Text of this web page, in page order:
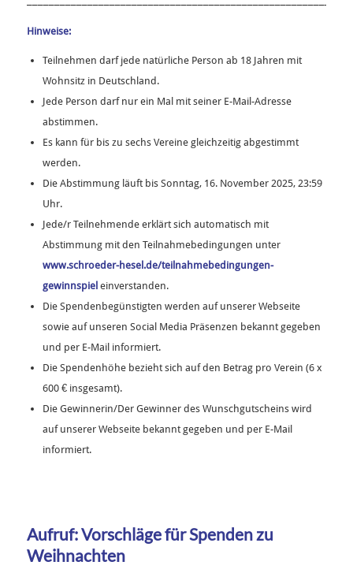
Hinweise:
Teilnehmen darf jede natürliche Person ab 18 Jahren mit
Wohnsitz in Deutschland.
Jede Person darf nur ein Mal mit seiner E-Mail-Adresse
abstimmen.
Es kann für bis zu sechs Vereine gleichzeitig abgestimmt
werden.
Die Abstimmung läuft bis Sonntag, 16. November 2025, 23:59
Uhr.
Jede/r Teilnehmende erklärt sich automatisch mit
Abstimmung mit den Teilnahmebedingungen unter
www.schroeder-hesel.de/teilnahmebedingungen-
gewinnspiel einverstanden.
Die Spendenbegünstigten werden auf unserer Webseite
sowie auf unseren Social Media Präsenzen bekannt gegeben
und per E-Mail informiert.
Die Spendenhöhe bezieht sich auf den Betrag pro Verein (6 x
600 € insgesamt).
Die Gewinnerin/Der Gewinner des Wunschgutscheins wird
auf unserer Webseite bekannt gegeben und per E-Mail
informiert.
Aufruf: Vorschläge für Spenden zu
Weihnachten